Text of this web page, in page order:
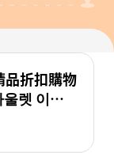
品折扣購物
렛 이천